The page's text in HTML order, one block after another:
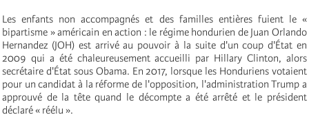
Les enfants non accompagnés et des familles entières fuient le «
bipartisme » américain en action : le régime hondurien de Juan Orlando
Hernandez (JOH) est arrivé au pouvoir à la suite d'un coup d'État en
2009 qui a été chaleureusement accueilli par Hillary Clinton, alors
secrétaire d'État sous Obama. En 2017, lorsque les Honduriens votaient
pour un candidat à la réforme de l'opposition, l'administration Trump a
approuvé de la tête quand le décompte a été arrêté et le président
déclaré « réélu ».